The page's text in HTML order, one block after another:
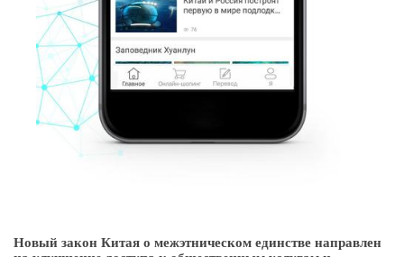
Новый закон Китая о межэтническом единстве направлен